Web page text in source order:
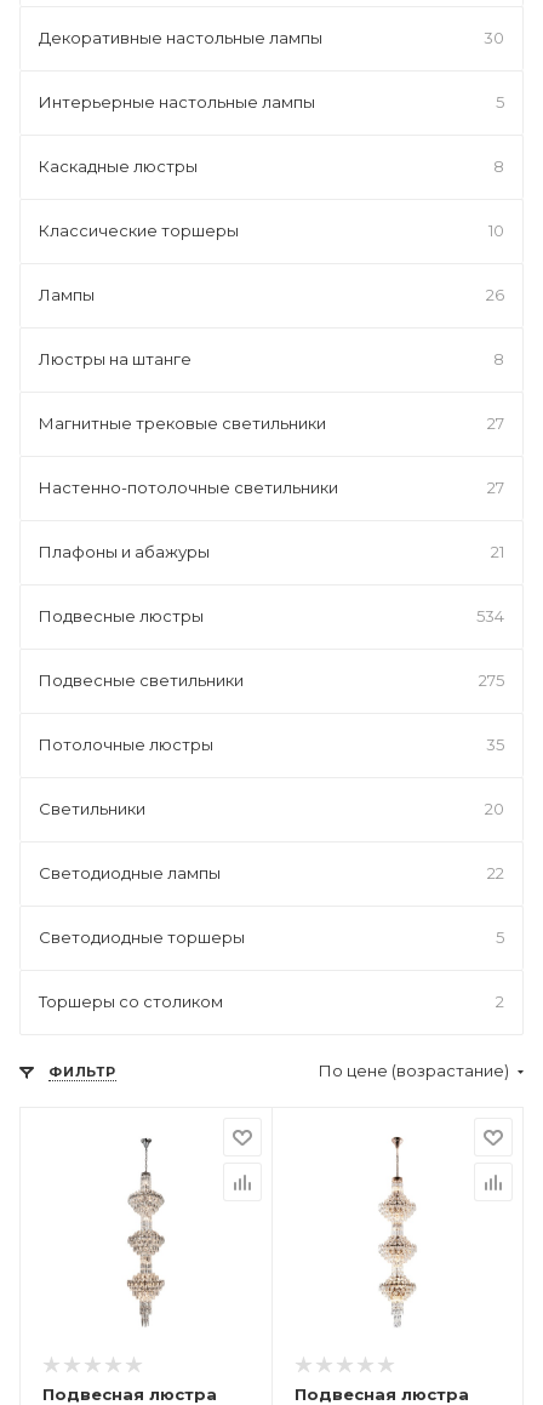
Декоративные настольные лампы 30
Интерьерные настольные лампы 5
Каскадные люстры 8
Классические торшеры 10
Лампы 26
Люстры на штанге 8
Магнитные трековые светильники 27
Настенно-потолочные светильники 27
Плафоны и абажуры 21
Подвесные люстры 534
Подвесные светильники 275
Потолочные люстры 35
Светильники 20
Светодиодные лампы 22
Светодиодные торшеры 5
Торшеры со столиком 2
ФИЛЬТР По цене (возрастание)
Подвесная люстра
Подвесная люстра